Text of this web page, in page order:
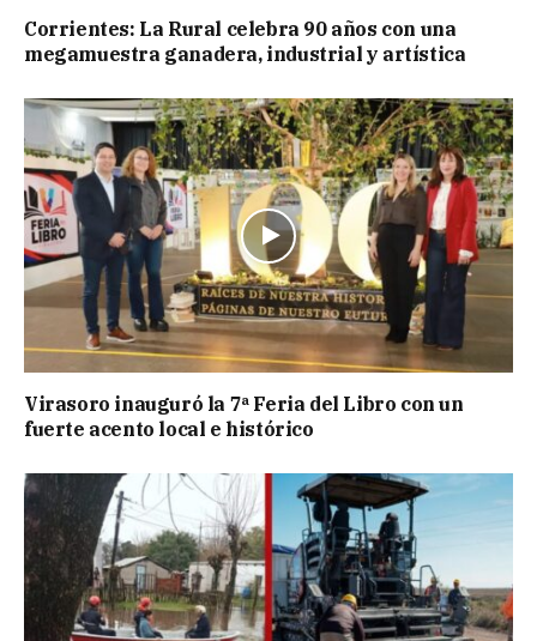
Corrientes: La Rural celebra 90 años con una
megamuestra ganadera, industrial y artística
Virasoro inauguró la 7ª Feria del Libro con un
fuerte acento local e histórico